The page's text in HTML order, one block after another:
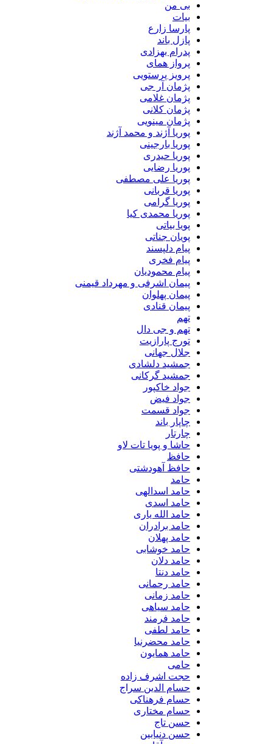
پارسا زارع
پازل باند
پدرام بهزادی
پرواز همای
پرویز پرستویی
پژمان آر جی
پژمان غلامی
پژمان کلانی
پژمان مینویی
پوریا آژند و محمد آژند
پوریا بارجینی
پوریا حیدری
پوریا رضایی
پوریا علی مصطفی
پوریا قربانی
پوریا گرامی
پوریا محمدی کیا
پویا بیاتی
پویان جناتی
پیام دلپسند
پیام فخری
پیام محمودیان
پیمان اشرفی و مهرداد قیمنی
پیمان پهلوان
پیمان قنادی
تهم و جی دال
تورج پارازیت
جلال جهانی
جمشید دلشادی
جمشید گرکانی
جواد خاکپور
جواد فیض
جواد قسمت
چاپار باند
حاشا و پویا تات لاو
حافظ آهودشتی
حامد اسدالهی
حامد اسدی
حامد الله یاری
حامد برادران
حامد پهلان
حامد خوشابی
حامد دلان
حامد دنتا
حامد رحمانی
حامد زمانی
حامد سیاهی
حامد فرمند
حامد لطفی
حامد محضرنیا
حامد همایون
حجت اشرف زاده
حسام الدین سراج
حسام فرهناکی
حسام مختاری
حسن تاج
حسن دنیابین